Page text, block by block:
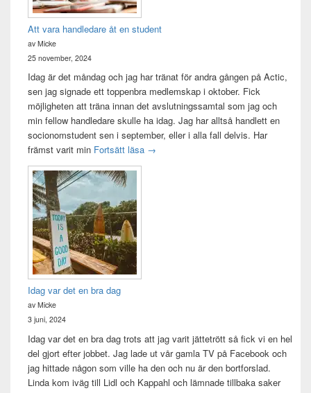
Att vara handledare åt en student
av Micke
25 november, 2024
Idag är det måndag och jag har tränat för andra gången på Actic,
sen jag signade ett toppenbra medlemskap i oktober. Fick
möjligheten att träna innan det avslutningssamtal som jag och
min fellow handledare skulle ha idag. Jag har alltså handlett en
socionomstudent sen i september, eller i alla fall delvis. Har
främst varit min Fortsätt läsa Att vara handledare åt en student
→
Idag var det en bra dag
av Micke
3 juni, 2024
Idag var det en bra dag trots att jag varit jättetrött så fick vi en hel
del gjort efter jobbet. Jag lade ut vår gamla TV på Facebook och
jag hittade någon som ville ha den och nu är den bortforslad.
Linda kom iväg till Lidl och Kappahl och lämnade tillbaka saker